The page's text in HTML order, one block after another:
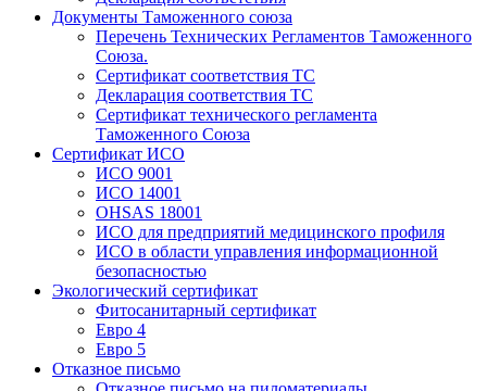
Документы Таможенного союза
Перечень Технических Регламентов Таможенного
Союза.
Сертификат соответствия ТС
Декларация соответствия ТС
Сертификат технического регламента
Таможенного Союза
Сертификат ИСО
ИСО 9001
ИСО 14001
OHSAS 18001
ИСО для предприятий медицинского профиля
ИСО в области управления информационной
безопасностью
Экологический сертификат
Фитосанитарный сертификат
Евро 4
Евро 5
Отказное письмо